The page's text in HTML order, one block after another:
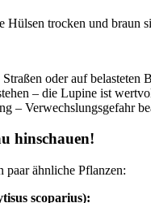
Hülsen trocken und braun
oder auf belasteten
– die Lupine ist
– Verwechslungsgefahr
hinschauen!
paar ähnliche Pflanzen:
scoparius):